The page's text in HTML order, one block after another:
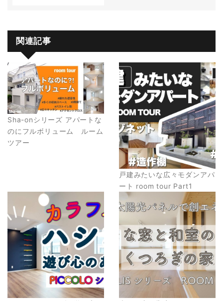
関連記事
Sha-onシリーズ アパートな
のにフルボリューム ルーム
ツアー
戸建みたいな広々モダンアパ
ート room tour Part1